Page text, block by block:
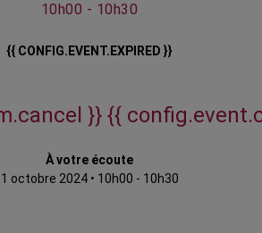
10h00 - 10h30
{{ CONFIG.EVENT.EXPIRED }}
}} {{
À votre écoute
1 octobre 2024• 10h00 - 10h30